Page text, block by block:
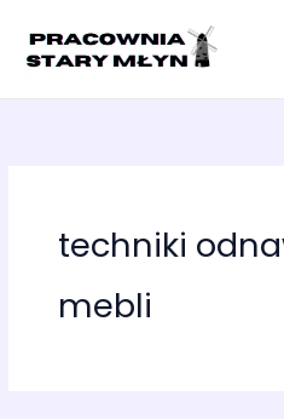
treści
techniki
mebli